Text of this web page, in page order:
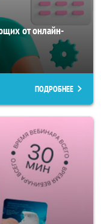
от онлайн-
ПОДРОБНЕЕ